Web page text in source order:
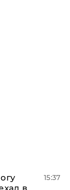
в
15:37